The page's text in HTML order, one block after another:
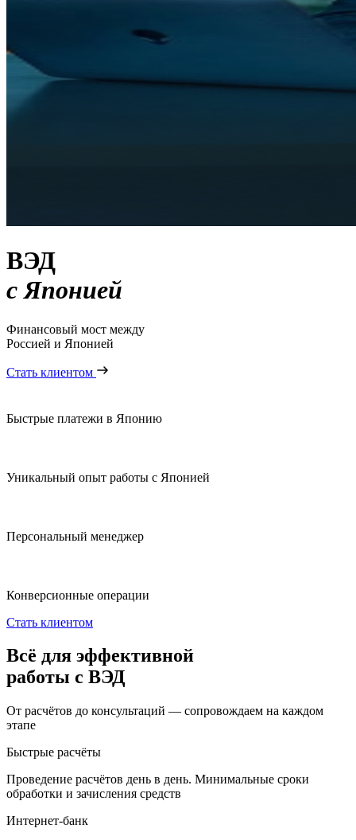
ВЭД
с Японией
Финансовый мост между
Россией и Японией
Стать клиентом
Быстрые платежи в Японию
Уникальный опыт работы с Японией
Персональный менеджер
Конверсионные операции
Стать клиентом
Всё для эффективной
работы с ВЭД
От расчётов до консультаций — сопровождаем на каждом
этапе
Быстрые расчёты
Проведение расчётов день в день. Минимальные сроки
обработки и зачисления средств
Интернет-банк